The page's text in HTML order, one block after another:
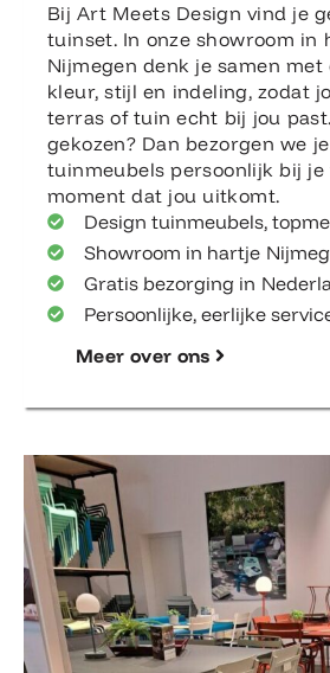
Bij Art Meets Design vind je
tuinset. In onze showroom in
Nijmegen denk je samen met
kleur, stijl en indeling, zodat
terras of tuin echt bij jou
gekozen? Dan bezorgen we
tuinmeubels persoonlijk bij je
moment dat jou uitkomt.
Design tuinmeubels,
Showroom in hartje
Gratis bezorging in
Persoonlijke, eerlijke
Meer over ons